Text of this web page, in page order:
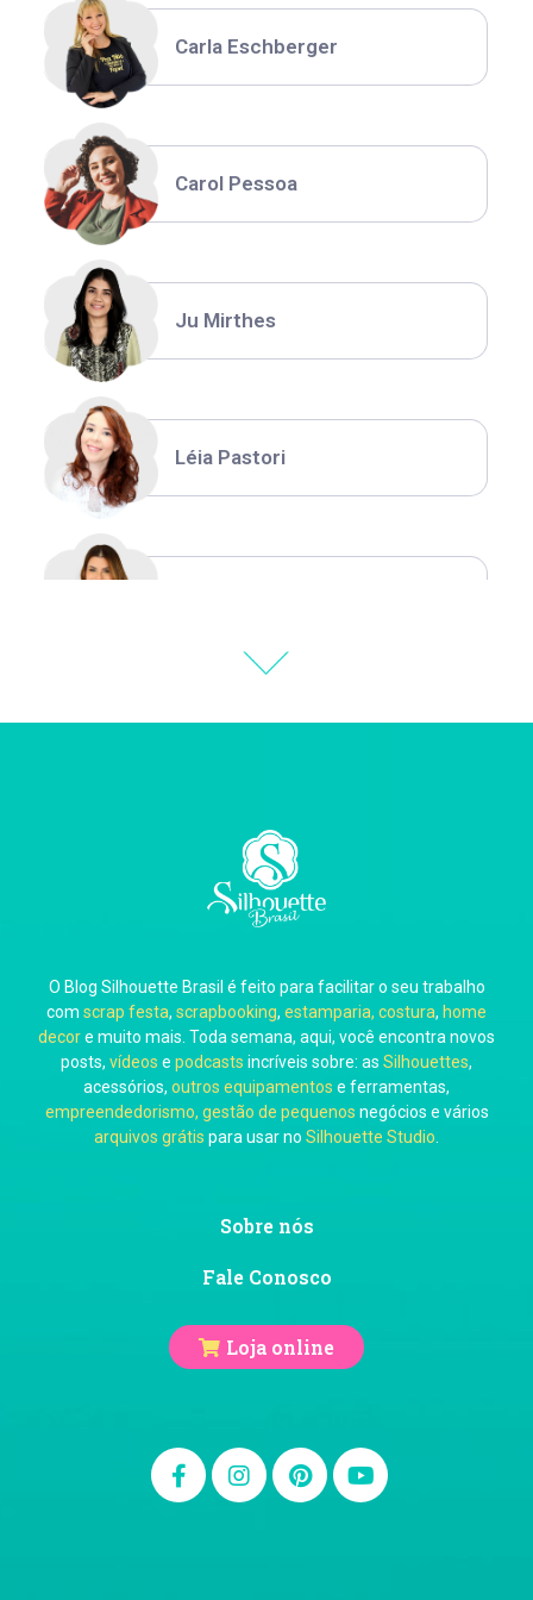
Carla Eschberger
Carol Pessoa
Ju Mirthes
Léia Pastori
Carla Eschberger
Carol Pessoa
Ju Mirthes
O Blog Silhouette Brasil é feito para facilitar o seu trabalho
com scrap festa, scrapbooking, estamparia, costura, home
decore muito mais. Toda semana, aqui, você encontra novos
posts, vídeos e podcasts incríveis sobre: as Silhouettes,
acessórios, outros equipamentos e ferramentas,
empreendedorismo, gestão de pequenos negócios e vários
arquivos grátis para usar no Silhouette Studio
Sobre nós
Fale Conosco
Loja online